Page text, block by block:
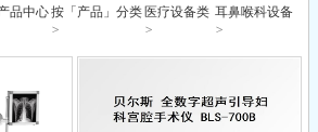
品中心按「产品」分类
>
医疗设备类
>
耳鼻喉科设备
>